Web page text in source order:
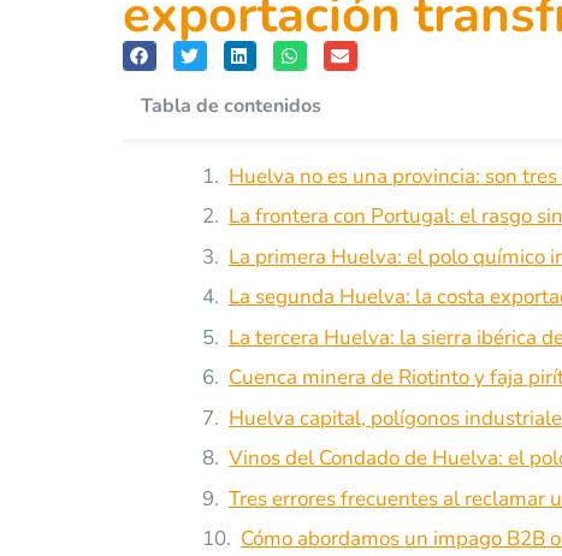
exportación
Tabla de contenidos
Huelva no es una provincia: son
La frontera con Portugal: el rasgo
La primera Huelva: el polo químico
La segunda Huelva: la costa
La tercera Huelva: la sierra ibérica
Cuenca minera de Riotinto y faja
Huelva capital, polígonos
Vinos del Condado de Huelva: el
Tres errores frecuentes al reclamar
Cómo abordamos un impago B2B